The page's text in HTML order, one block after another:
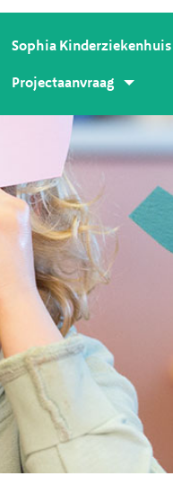
Sophia Kinderziekenhuis
Projectaanvraag